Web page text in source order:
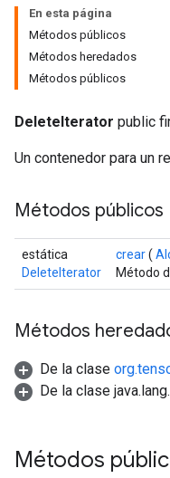
En esta página
Métodos públicos
Métodos heredados
Métodos públicos
DeleteIterator public
Un contenedor para un
Métodos públicos
estática
DeleteIterator
crear(
Método
Métodos
De la clase
De la clase
Métodos